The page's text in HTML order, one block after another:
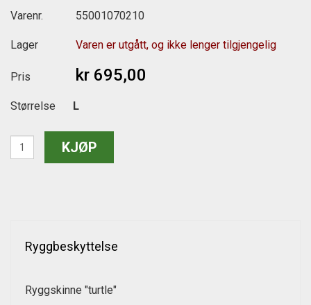
Varenr. 55001070210
Lager Varen er utgått, og ikke lenger tilgjengelig
Pris kr 695,00
Størrelse L
Ryggbeskyttelse
Ryggskinne "turtle"